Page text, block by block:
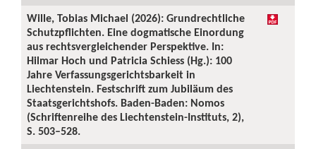
Wille, Tobias Michael (2026): Grundrechtliche
Schutzpflichten. Eine dogmatische Einordung
aus rechtsvergleichender Perspektive. In:
Hilmar Hoch und Patricia Schiess (Hg.): 100
Jahre Verfassungsgerichtsbarkeit in
Liechtenstein. Festschrift zum Jubiläum des
Staatsgerichtshofs. Baden-Baden: Nomos
(Schriftenreihe des Liechtenstein-Instituts, 2),
S. 503–528.